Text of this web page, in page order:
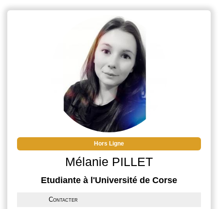
Google Play Store !
Application Communiti
Maintenant disponible sur l'Apple Store et le
Google Play Store !
Hors Ligne
Mélanie PILLET
Etudiante à l'Université de Corse
Contacter